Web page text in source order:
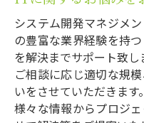
システム開発マネジメ
の豊富な業界経験を持
を解決までサポート致し
ご相談に応じ適切な規
いをさせていただきます。
様々な情報からプロジ